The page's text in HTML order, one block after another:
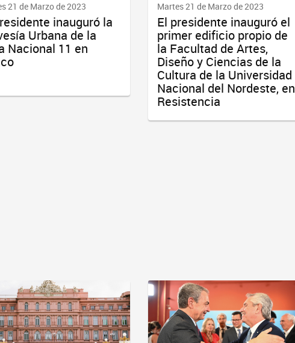
21 de Marzo de 2023
inauguró la
Urbana de la
Nacional 11 en
Martes 21 de Marzo de 2023
El presidente inauguró el
primer edificio propio de
la Facultad de Artes,
Diseño y Ciencias de la
Cultura de la Universidad
Nacional del Nordeste, en
Resistencia